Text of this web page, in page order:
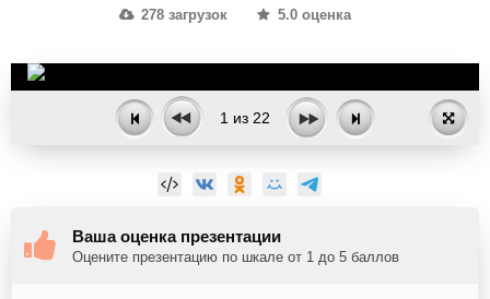
278 загрузок 5.0 оценка
1 из 22
Ваша оценка презентации
Оцените презентацию по шкале от 1 до 5 баллов